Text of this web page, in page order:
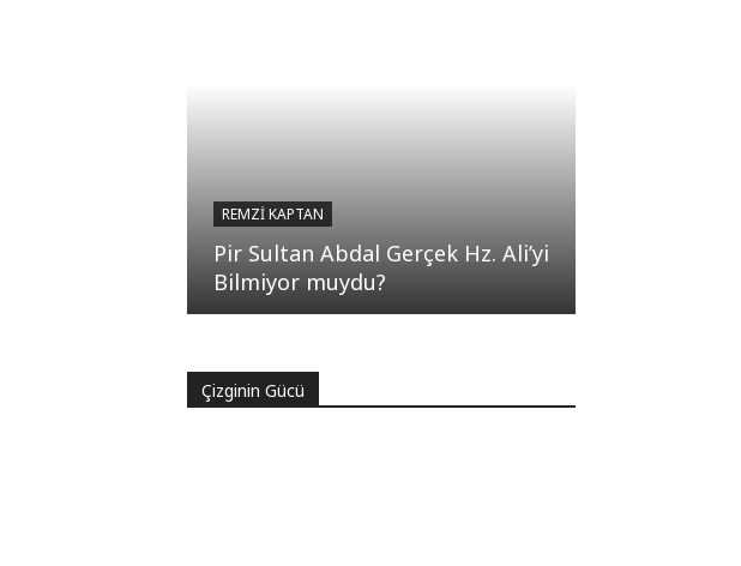
REMZI KAPTAN
Pir Sultan Abdal Gerçek Hz. Ali’yi
Bilmiyor muydu?
Çizginin Gücü